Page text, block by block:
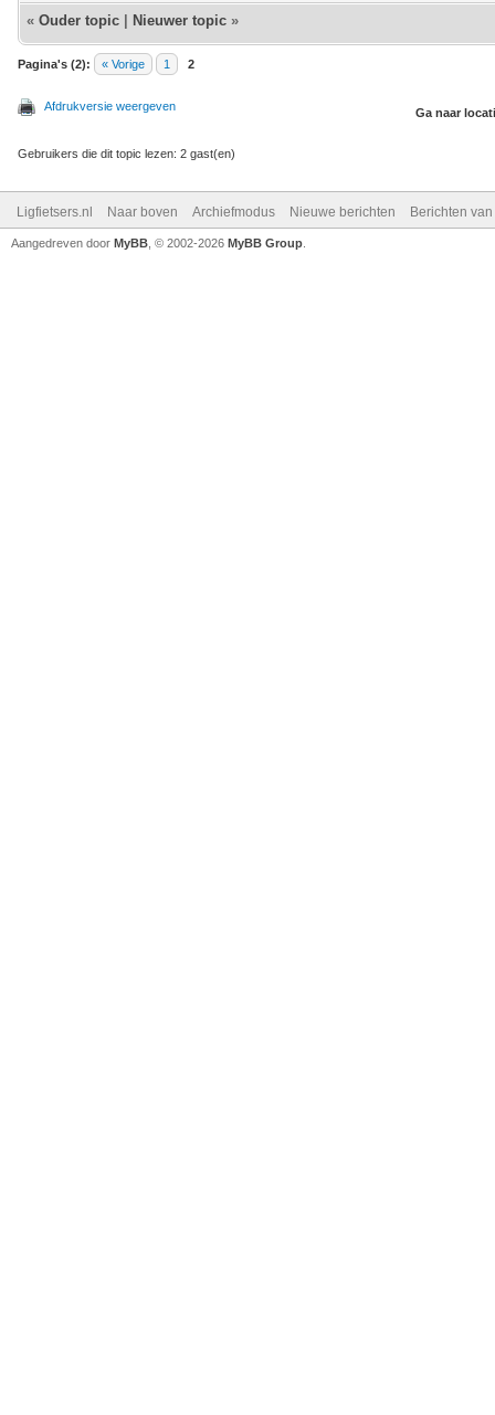
« Ouder topic Nieuwer topic »
Pagina's (2): « Vorige 1 2
Afdrukversie weergeven Ga naar
Gebruikers die dit topic lezen: 2 gast(en)
Ligfietsers.nl Naar boven Archiefmodus Nieuwe berichten Berichten
Aangedreven door MyBB , © 2002-2026 MyBB Group